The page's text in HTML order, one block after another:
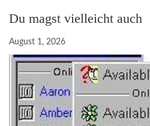
Du magst vielleicht auch
August 1, 2026